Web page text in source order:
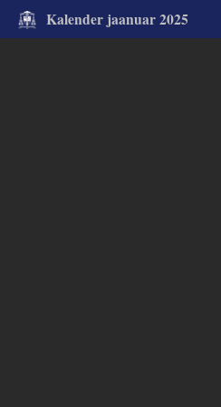
Kalender jaanuar 2025